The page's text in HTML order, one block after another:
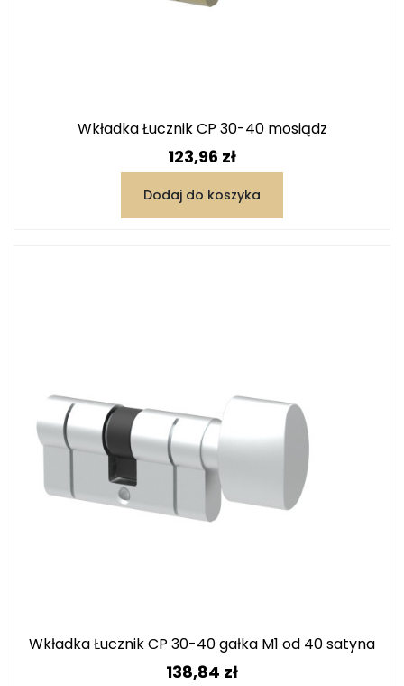
Wkładka Łucznik CP 30-40 mosiądz
Cena
123,96 zł
Dodaj do koszyka
Wkładka Łucznik CP 30-40 gałka M1 od 40 satyna
Cena
138,84 zł